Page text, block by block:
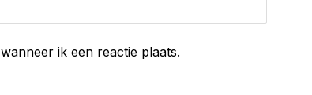
ik een reactie plaats.